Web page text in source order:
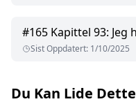
#165 Kapittel 93:
Sist Oppdatert: 1/10/2025
Du Kan Lide Dette